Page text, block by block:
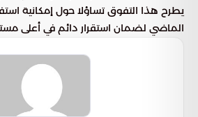
يطرح هذا التفوق تساؤلا حول إمكانية
الماضي لضمان استقرار دائم في أعلى